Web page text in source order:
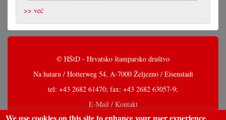
>> već
© HŠtD - Hrvatsko štamparsko društvo
Na hataru / Hotterweg 54, A-7000 Željezno / Eisenstadt
tel: +43 2682 61470; fax: +43 2682 63057-9;
E-Mail / Kontakt